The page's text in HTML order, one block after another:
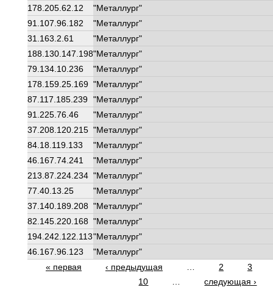
178.205.62.12
"Металлург"
91.107.96.182
"Металлург"
31.163.2.61
"Металлург"
188.130.147.198"Металлург"
79.134.10.236
"Металлург"
178.159.25.169 "Металлург"
87.117.185.239 "Металлург"
91.225.76.46
"Металлург"
37.208.120.215 "Металлург"
84.18.119.133
"Металлург"
46.167.74.241
"Металлург"
213.87.224.234 "Металлург"
77.40.13.25
"Металлург"
37.140.189.208 "Металлург"
82.145.220.168 "Металлург"
194.242.122.113"Металлург"
46.167.96.123
"Металлург"
Страницы
« первая ‹ предыдущая 2
3
10
следующая ›